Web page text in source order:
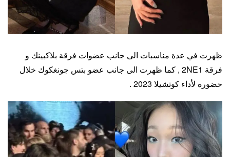
ظهرت في عدة مناسبات الى جانب عضوات فرقة بلاكبينك و
فرقة 2NE1 , كما ظهرت الى جانب عضو بتس جونغكوك خلال
حضوره لأداء كوتشيلا 2023 .